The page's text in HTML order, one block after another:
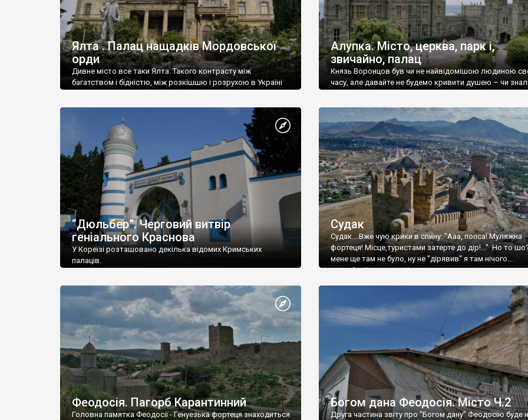
Ялта . Палац нащадків Мордовської
орди
Дивне місто все таки Ялта. Такого контрасту між
багатством і бідністю, між розкішшю і розрухою в Україні
Алупка. Місто, церква, парк і,
звичайно, палац
Князь Воронцов був чи не найвідомішою людиною
часу, але давайте не будемо кривити душею – чи
“Дюльбер”. Черговий витвір
геніального Краснова
У Кореїзі розташовано декілька відомих Кримських
палаців.
Судак
Судак... Вже чую крики в спину: "Ааа, попса! Муляжна
фортеця! Місце,туристами затерте до дір!..." Но то
мене ще там не було, ну не "дірявив" я там нічого...
принаймні до цього літа.
Феодосія. Пагорб Карантинний
Головна памятка Феодосії - Генуезька фортеця знаходиться
Богом дана Феодосія. Місто Ч.2
Друга частина звіту про "Богом дану" Феодосію буде